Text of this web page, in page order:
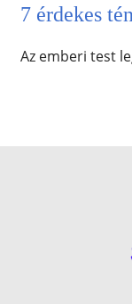
7 érdekes
Az emberi test